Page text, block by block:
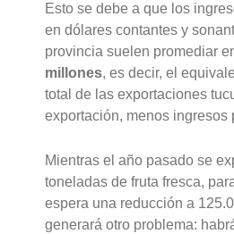
Esto se debe a que los
en dólares contantes y
provincia suelen promediar
millones, es decir, el
total de las exportaciones
exportación, menos ingresos
Mientras el año pasado se
toneladas de fruta fresca,
espera una reducción a
generará otro problema: